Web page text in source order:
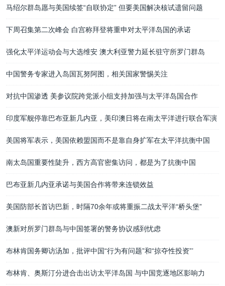
马绍尔群岛愿与美国续签“自联协定” 但要美国解决核试遗留问题
下周召集第二次峰会 白宫称拜登将重申对太平洋岛国的承诺
强化太平洋运动会与大选维安 澳大利亚警力延长驻守所罗门群岛
中国警务专家进入岛国瓦努阿图，相关国家警惕关注
对抗中国渗透 美参议院跨党派小组支持加强与太平洋岛国合作
印度军舰停靠巴布亚新几内亚，美印澳日将在南太平洋进行联合军演
美国将军表示，美国依赖盟国而不是靠自身扩军在太平洋抗衡中国
南太岛国重要性陡升，西方高官密集访问，都是为了抗衡中国
巴布亚新几内亚承诺与美国合作将带来连锁效益
美国防部长首访巴新，时隔70余年或将重振二战太平洋“桥头堡”
澳新对所罗门群岛与中国签署的警务协议感到忧虑
布林肯国务卿访汤加，批评中国“行为有问题”和“掠夺性投资”’
布林肯、奥斯汀分进合击出访太平洋岛国 与中国竞逐地区影响力